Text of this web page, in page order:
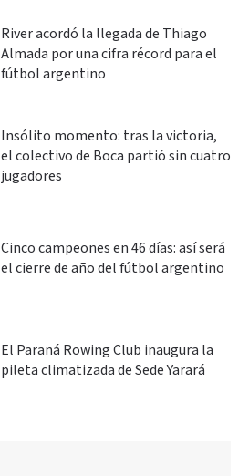
River acordó la llegada de Thiago
Almada por una cifra récord para el
fútbol argentino
Insólito momento: tras la victoria,
el colectivo de Boca partió sin cuatro
jugadores
Cinco campeones en 46 días: así será
el cierre de año del fútbol argentino
El Paraná Rowing Club inaugura la
pileta climatizada de Sede Yarará